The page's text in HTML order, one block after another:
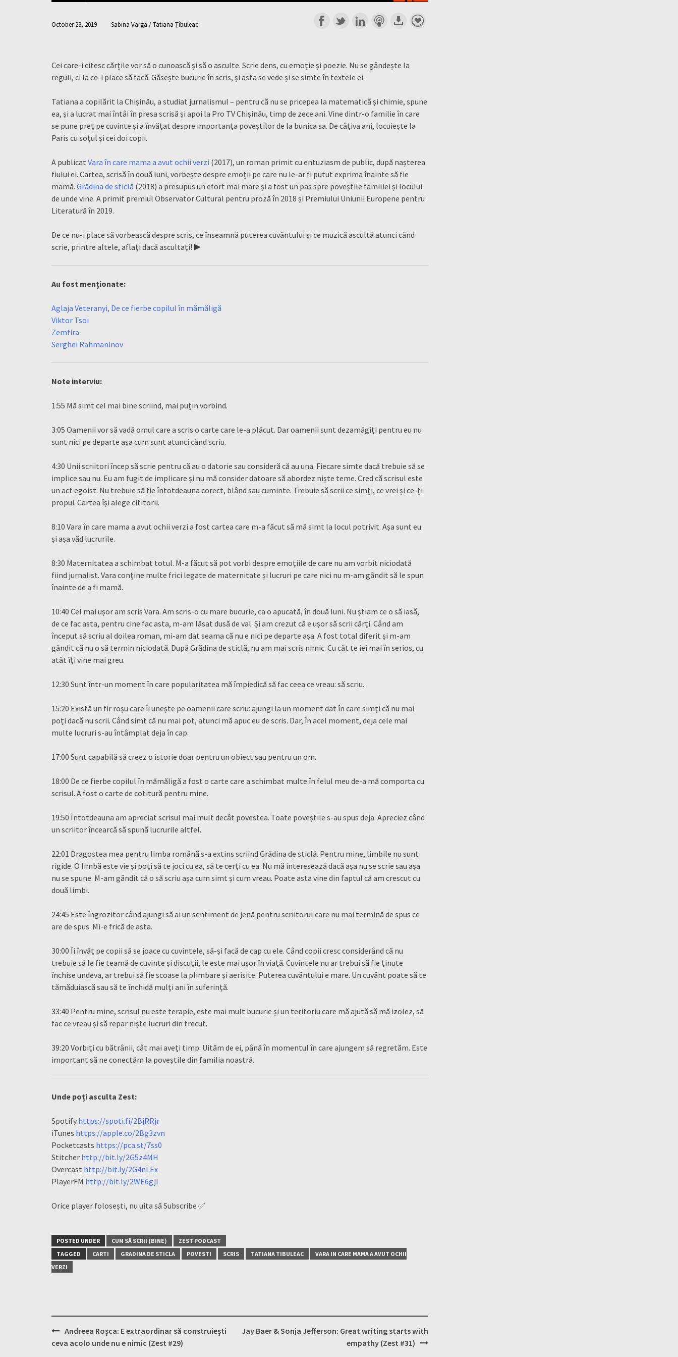
October 23, 2019 Sabina Varga / Tatiana Țîbuleac
Cei care-i citesc cărțile vor să o cunoască și să o asculte. Scrie dens, cu emoție și poezie. Nu se gândește la
reguli, ci la ce-i place să facă. Găsește bucurie în scris, și asta se vede și se simte în textele ei.
Tatiana a copilărit la Chișinău, a studiat jurnalismul – pentru că nu se pricepea la matematică și chimie, spune
ea, și a lucrat mai întâi în presa scrisă și apoi la Pro TV Chișinău, timp de zece ani. Vine dintr-o familie în care
se pune preț pe cuvinte și a învățat despre importanța poveștilor de la bunica sa. De câțiva ani, locuiește la
Paris cu soțul și cei doi copii.
A publicat Vara în care mama a avut ochii verzi (2017), un roman primit cu entuziasm de public, după nașterea
fiului ei. Cartea, scrisă în două luni, vorbește despre emoții pe care nu le-ar fi putut exprima înainte să fie
mamă. Grădina de sticlă (2018) a presupus un efort mai mare și a fost un pas spre poveștile familiei și locului
de unde vine. A primit premiul Observator Cultural pentru proză în 2018 și Premiului Uniunii Europene pentru
Literatură în 2019.
De ce nu-i place să vorbească despre scris, ce înseamnă puterea cuvântului și ce muzică ascultă atunci când
scrie, printre altele, aflați dacă ascultați! ▶
Au fost menționate:
Aglaja Veteranyi, De ce fierbe copilul în mămăligă
Viktor Tsoi
Zemfira
Serghei Rahmaninov
Note interviu:
1:55 Mă simt cel mai bine scriind, mai puțin vorbind.
3:05 Oamenii vor să vadă omul care a scris o carte care le-a plăcut. Dar oamenii sunt dezamăgiți pentru eu nu
sunt nici pe departe așa cum sunt atunci când scriu.
4:30 Unii scriitori încep să scrie pentru că au o datorie sau consideră că au una. Fiecare simte dacă trebuie să se
implice sau nu. Eu am fugit de implicare și nu mă consider datoare să abordez niște teme. Cred că scrisul este
un act egoist. Nu trebuie să fie întotdeauna corect, blând sau cuminte. Trebuie să scrii ce simți, ce vrei și ce-ți
propui. Cartea își alege cititorii.
8:10 Vara în care mama a avut ochii verzi a fost cartea care m-a făcut să mă simt la locul potrivit. Așa sunt eu
și așa văd lucrurile.
8:30 Maternitatea a schimbat totul. M-a făcut să pot vorbi despre emoțiile de care nu am vorbit niciodată
fiind jurnalist. Vara conține multe frici legate de maternitate și lucruri pe care nici nu m-am gândit să le spun
înainte de a fi mamă.
10:40 Cel mai ușor am scris Vara. Am scris-o cu mare bucurie, ca o apucată, în două luni. Nu știam ce o să iasă,
de ce fac asta, pentru cine fac asta, m-am lăsat dusă de val. Și am crezut că e ușor să scrii cărți. Când am
început să scriu al doilea roman, mi-am dat seama că nu e nici pe departe așa. A fost total diferit și m-am
gândit că nu o să termin niciodată. După Grădina de sticlă, nu am mai scris nimic. Cu cât te iei mai în serios, cu
atât îți vine mai greu.
12:30 Sunt într-un moment în care popularitatea mă împiedică să fac ceea ce vreau: să scriu.
15:20 Există un fir roșu care îi unește pe oamenii care scriu: ajungi la un moment dat în care simți că nu mai
poți dacă nu scrii. Când simt că nu mai pot, atunci mă apuc eu de scris. Dar, în acel moment, deja cele mai
multe lucruri s-au întâmplat deja în cap.
17:00 Sunt capabilă să creez o istorie doar pentru un obiect sau pentru un om.
18:00 De ce fierbe copilul în mămăligă a fost o carte care a schimbat multe în felul meu de-a mă comporta cu
scrisul. A fost o carte de cotitură pentru mine.
19:50 Întotdeauna am apreciat scrisul mai mult decât povestea. Toate poveștile s-au spus deja. Apreciez când
un scriitor încearcă să spună lucrurile altfel.
22:01 Dragostea mea pentru limba română s-a extins scriind Grădina de sticlă. Pentru mine, limbile nu sunt
rigide. O limbă este vie și poți să te joci cu ea, să te cerți cu ea. Nu mă interesează dacă așa nu se scrie sau așa
nu se spune. M-am gândit că o să scriu așa cum simt și cum vreau. Poate asta vine din faptul că am crescut cu
două limbi.
24:45 Este îngrozitor când ajungi să ai un sentiment de jenă pentru scriitorul care nu mai termină de spus ce
are de spus. Mi-e frică de asta.
30:00 Îi învăț pe copii să se joace cu cuvintele, să-și facă de cap cu ele. Când copii cresc considerând că nu
trebuie să le fie teamă de cuvinte și discuții, le este mai ușor în viață. Cuvintele nu ar trebui să fie ținute
închise undeva, ar trebui să fie scoase la plimbare și aerisite. Puterea cuvântului e mare. Un cuvânt poate să te
tămăduiască sau să te închidă mulți ani în suferință.
33:40 Pentru mine, scrisul nu este terapie, este mai mult bucurie și un teritoriu care mă ajută să mă izolez, să
fac ce vreau și să repar niște lucruri din trecut.
39:20 Vorbiți cu bătrânii, cât mai aveți timp. Uităm de ei, până în momentul în care ajungem să regretăm. Este
important să ne conectăm la poveștile din familia noastră.
Unde poți asculta Zest:
Spotify https://spoti.fi/2BjRRjr
iTunes https://apple.co/2Bg3zvn
Pocketcasts https://pca.st/7ss0
Stitcher http://bit.ly/2G5z4MH
Overcast http://bit.ly/2G4nLEx
PlayerFM http://bit.ly/2WE6gjl
Orice player folosești, nu uita să Subscribe ✅
POSTED UNDER CUM SĂ SCRII (BINE)
ZEST PODCAST
TAGGED
CARTI GRADINA DE STICLA POVESTI SCRIS TATIANA TIBULEAC
VARA IN CARE MAMA A AVUT OCHII
VERZI
Post
navigation
Andreea Roșca: E extraordinar să construiești
ceva acolo unde nu e nimic (Zest #29)
Jay Baer & Sonja Jefferson: Great writing starts with
empathy (Zest #31)